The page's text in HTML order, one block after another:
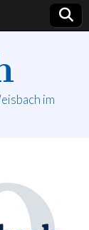
im